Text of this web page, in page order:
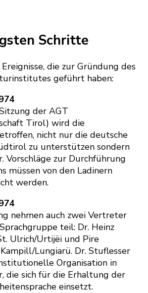
Schritte
die zur Gründung des
geführt haben:
der AGT
Tirol) wird die
nicht nur die deutsche
zu unterstützen sondern
Vorschläge zur Durchführung
müssen von den Ladinern
werden.
nehmen auch zwei Vertreter
teil: Dr. Heinz
Ulrich/Urtijëi und Pire
Lungiarü. Dr. Stuflesser
Organisation in
die sich für die Erhaltung der
einsetzt.